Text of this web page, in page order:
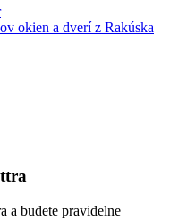
okien a dverí z Rakúska
a budete pravidelne